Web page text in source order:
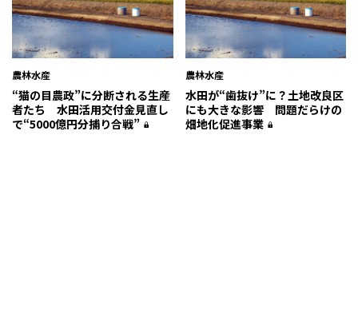
農林水産
“猫の目農政”に分断される生産
者たち 水田活用交付金見直し
で“5000億円分捕り合戦”
農林水産
水田が“歯抜け”に？土地改良区
にも大きな影響 問題だらけの
畑地化促進事業